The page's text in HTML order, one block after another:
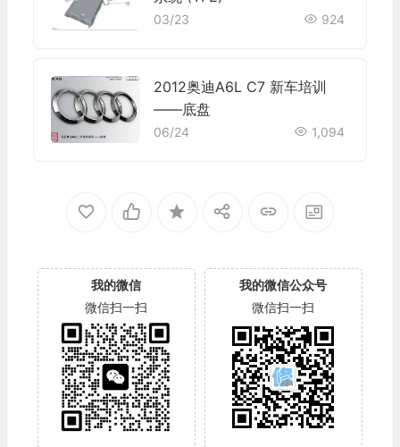
03/23 924
2012奥迪A6L C7 新车培训
——底盘
06/24 1,094
我的微信
微信扫一扫
我的微信公众号
微信扫一扫